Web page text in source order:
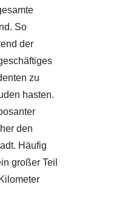
So
der
zu
hasten.
den
Häufig
großer Teil